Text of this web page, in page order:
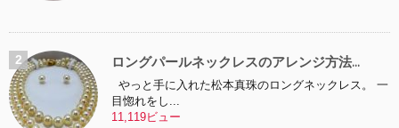
ロングパールネックレスのアレンジ方法...
やっと手に入れた松本真珠のロングネックレス。 一
目惚れをし...
11,119ビュー